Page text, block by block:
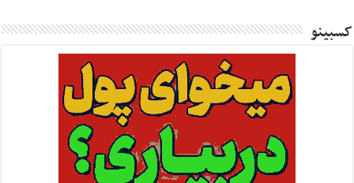
کسبینو